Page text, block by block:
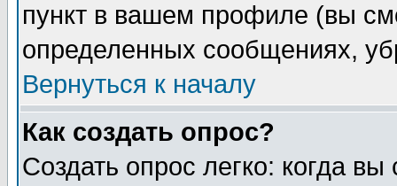
пункт в вашем профиле (вы
определенных сообщениях,
Вернуться к началу
Как создать опрос?
Создать опрос легко: когда